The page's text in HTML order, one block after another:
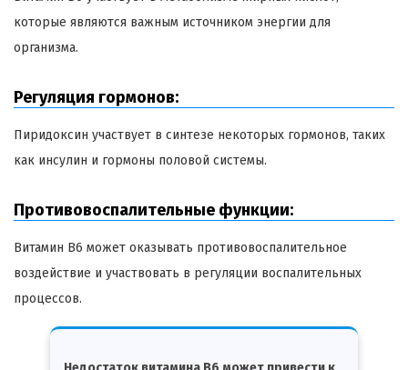
которые являются важным источником энергии для
организма.
Регуляция гормонов:
Пиридоксин участвует в синтезе некоторых гормонов, таких
как инсулин и гормоны половой системы.
Противовоспалительные функции:
Витамин B6 может оказывать противовоспалительное
воздействие и участвовать в регуляции воспалительных
процессов.